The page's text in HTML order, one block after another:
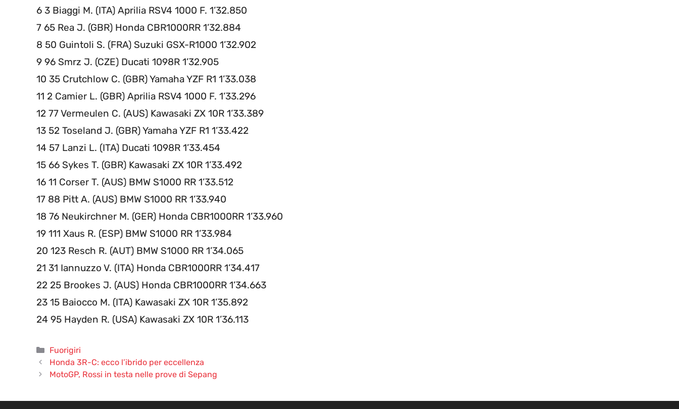
6 3 Biaggi M. (ITA) Aprilia RSV4 1000 F. 1’32.850
7 65 Rea J. (GBR) Honda CBR1000RR 1’32.884
8 50 Guintoli S. (FRA) Suzuki GSX-R1000 1’32.902
9 96 Smrz J. (CZE) Ducati 1098R 1’32.905
10 35 Crutchlow C. (GBR) Yamaha YZF R1 1’33.038
11 2 Camier L. (GBR) Aprilia RSV4 1000 F. 1’33.296
12 77 Vermeulen C. (AUS) Kawasaki ZX 10R 1’33.389
13 52 Toseland J. (GBR) Yamaha YZF R1 1’33.422
14 57 Lanzi L. (ITA) Ducati 1098R 1’33.454
15 66 Sykes T. (GBR) Kawasaki ZX 10R 1’33.492
16 11 Corser T. (AUS) BMW S1000 RR 1’33.512
17 88 Pitt A. (AUS) BMW S1000 RR 1’33.940
18 76 Neukirchner M. (GER) Honda CBR1000RR 1’33.960
19 111 Xaus R. (ESP) BMW S1000 RR 1’33.984
20 123 Resch R. (AUT) BMW S1000 RR 1’34.065
21 31 Iannuzzo V. (ITA) Honda CBR1000RR 1’34.417
22 25 Brookes J. (AUS) Honda CBR1000RR 1’34.663
23 15 Baiocco M. (ITA) Kawasaki ZX 10R 1’35.892
24 95 Hayden R. (USA) Kawasaki ZX 10R 1’36.113
Categorie
Fuorigiri
Honda 3R-C: ecco l’ibrido per eccellenza
MotoGP, Rossi in testa nelle prove di Sepang